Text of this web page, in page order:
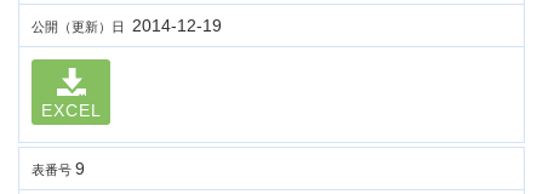
公開（更新）日 2014-12-19
EXCEL
表番号 9